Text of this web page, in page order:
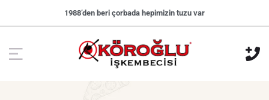
1988’den beri çorbada hepimizin tuzu var